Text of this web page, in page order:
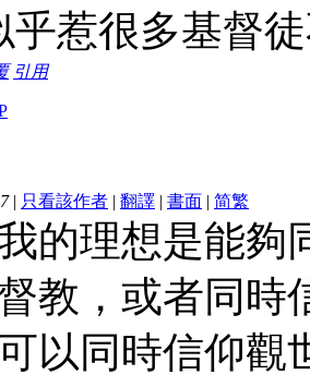
乎惹很多基督
引用
| 只看該作者 | 翻譯 | 書面 | 简繁
的理想是能夠
教，或者同時
以同時信仰觀